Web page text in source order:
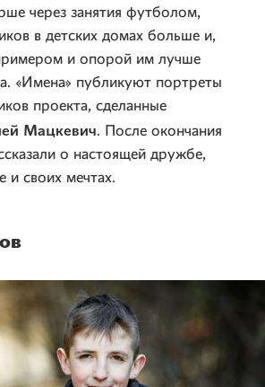
через занятия футболом,
в детских домах больше и,
и опорой им лучше
«Имена» публикуют портреты
проекта, сделанные
Мацкевич. После окончания
о настоящей дружбе,
и своих мечтах.